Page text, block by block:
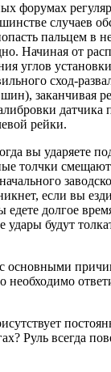
форумах
случаев
пальцем в
Начиная от
углов
сход-
шин), заканчивая
датчика
рейки.
вы ударяете
толчки
если вы
долгое
будут
основными
необходимо
Руль всегда